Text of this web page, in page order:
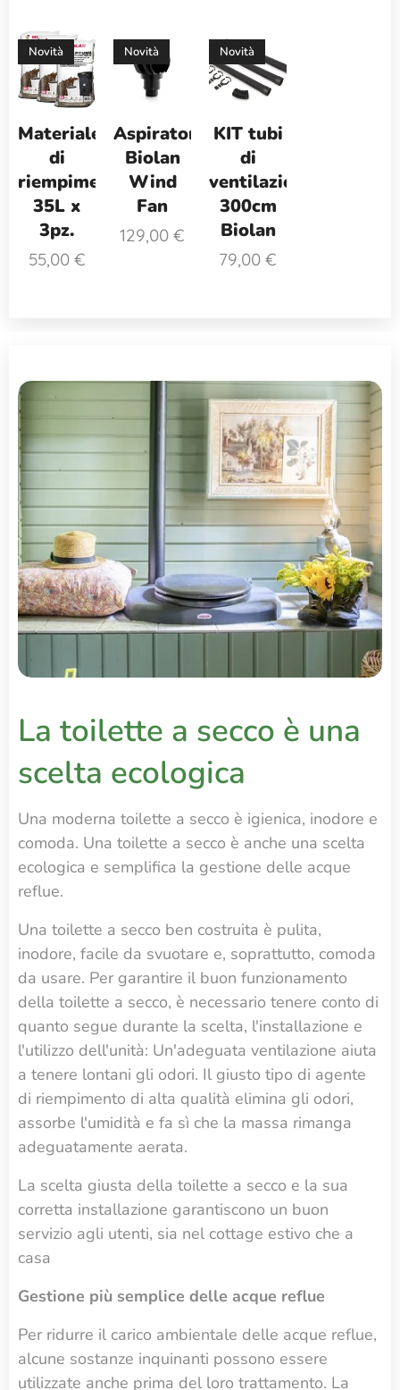
Materiale
di
riempimento
35L x
3pz.
Novità
55,00€
Aspiratore
Biolan
Wind
Fan
Novità
129,00 €
KIT tubi
di
ventilazione
300cm
Biolan
Novità
79,00 €
La toilette a secco è una
scelta ecologica
Una moderna toilette a secco è igienica, inodore e
comoda. Una toilette a secco è anche una scelta
ecologica e semplifica la gestione delle acque
reflue.
Una toilette a secco ben costruita è pulita,
inodore, facile da svuotare e, soprattutto, comoda
da usare. Per garantire il buon funzionamento
della toilette a secco, è necessario tenere conto di
quanto segue durante la scelta, l'installazione e
l'utilizzo dell'unità: Un'adeguata ventilazione aiuta
a tenere lontani gli odori. Il giusto tipo di agente
di riempimento di alta qualità elimina gli odori,
assorbe l'umidità e fa sì che la massa rimanga
adeguatamente aerata.
La scelta giusta della toilette a secco e la sua
corretta installazione garantiscono un buon
servizio agli utenti, sia nel cottage estivo che a
casa
Gestione più semplice delle acque reflue
Per ridurre il carico ambientale delle acque reflue,
alcune sostanze inquinanti possono essere
utilizzate anche prima del loro trattamento. La